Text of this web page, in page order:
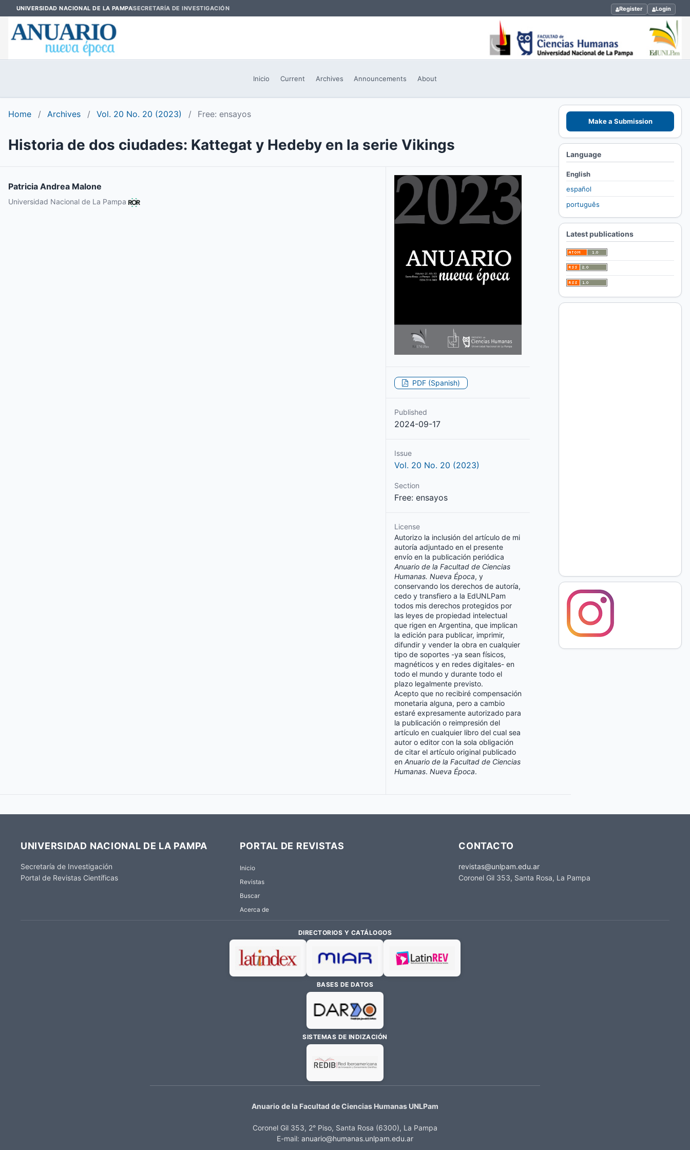
UNIVERSIDAD NACIONAL DE LA PAMPASECRETARÍA DE INVESTIGACIÓN Register Login
Inicio Current Archives Announcements About
Home / Archives / Vol. 20 No. 20 (2023) / Free: ensayos
Historia de dos ciudades: Kattegat y Hedeby en la serie Vikings
Patricia Andrea Malone
Universidad Nacional de La Pampa
PDF (Spanish)
Published
2024-09-17
Issue
Vol. 20 No. 20 (2023)
Section
Free: ensayos
License
Autorizo la inclusión del artículo de mi
autoría adjuntado en el presente
envío en la publicación periódica
Anuario de la Facultad de Ciencias
Humanas. Nueva Época, y
conservando los derechos de autoría,
cedo y transfiero a la EdUNLPam
todos mis derechos protegidos por
las leyes de propiedad intelectual
que rigen en Argentina, que implican
la edición para publicar, imprimir,
difundir y vender la obra en cualquier
tipo de soportes -ya sean físicos,
magnéticos y en redes digitales- en
todo el mundo y durante todo el
plazo legalmente previsto.
Acepto que no recibiré compensación
monetaria alguna, pero a cambio
estaré expresamente autorizado para
la publicación o reimpresión del
artículo en cualquier libro del cual sea
autor o editor con la sola obligación
de citar el artículo original publicado
en Anuario de la Facultad de Ciencias
Humanas. Nueva Época.
Make a Submission
Language
English
español
português
Latest publications
UNIVERSIDAD NACIONAL DE LA PAMPA
Secretaría de Investigación
Portal de Revistas Científicas
PORTAL DE REVISTAS
Inicio
Revistas
Buscar
Acerca de
CONTACTO
revistas@unlpam.edu.ar
Coronel Gil 353, Santa Rosa, La Pampa
DIRECTORIOS Y CATÁLOGOS
BASES DE DATOS
SISTEMAS DE INDIZACIÓN
Anuario de la Facultad de Ciencias Humanas UNLPam
Coronel Gil 353, 2° Piso, Santa Rosa (6300), La Pampa
E-mail: anuario@humanas.unlpam.edu.ar